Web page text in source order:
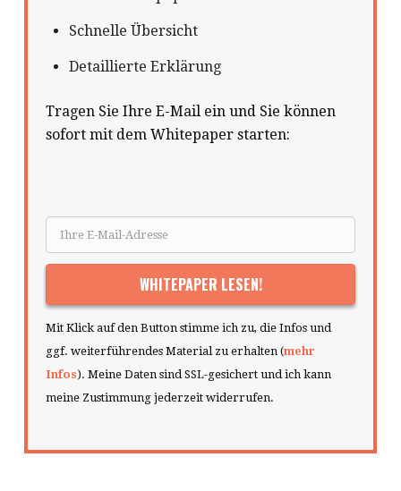
Schnelle Übersicht
Detaillierte Erklärung
Tragen Sie Ihre E-Mail ein und Sie können
sofort mit dem Whitepaper starten:
Mit Klick auf den Button stimme ich zu, die Infos und
ggf. weiterführendes Material zu erhalten (mehr
Infos). Meine Daten sind SSL-gesichert und ich kann
meine Zustimmung jederzeit widerrufen.